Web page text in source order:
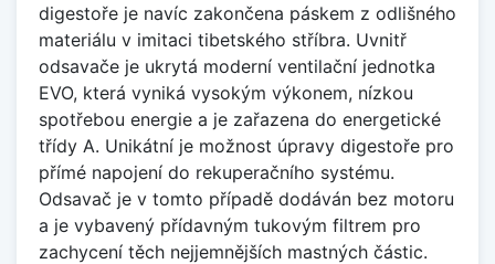
digestoře je navíc zakončena páskem z odlišného
materiálu v imitaci tibetského stříbra. Uvnitř
odsavače je ukrytá moderní ventilační jednotka
EVO, která vyniká vysokým výkonem, nízkou
spotřebou energie a je zařazena do energetické
třídy A. Unikátní je možnost úpravy digestoře pro
přímé napojení do rekuperačního systému.
Odsavač je v tomto případě dodáván bez motoru
a je vybavený přídavným tukovým filtrem pro
zachycení těch nejjemnějších mastných částic.